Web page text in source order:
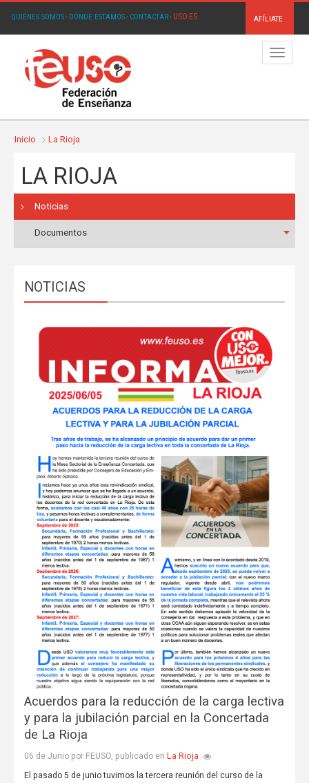
QUIÉNES SOMOS· DÓNDE ESTAMOS· CONTACTAR· USO.ES AFÍLIATE
Menú
Inicio La Rioja
LA RIOJA
Noticias
Documentos
NOTICIAS
Acuerdos para la reducción de la carga lectiva
y para la jubilación parcial en la Concertada
de La Rioja
06 de Junio por FEUSO, publicado en La Rioja
El pasado 5 de junio tuvimos la tercera reunión del curso de la